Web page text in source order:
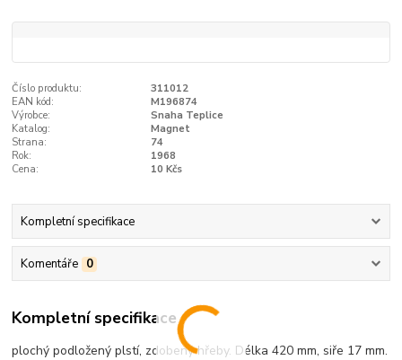
Číslo produktu:
311012
EAN kód:
M196874
Výrobce:
Snaha Teplice
Katalog:
Magnet
Strana:
74
Rok:
1968
Cena:
10 Kčs
Kompletní specifikace
Komentáře 0
Kompletní specifikace
plochý podložený plstí, zdobený hřeby. Délka 420 mm, siře 17 mm.